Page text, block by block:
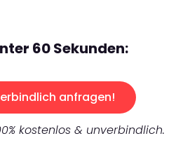
60 Sekunden:
anfragen!
kostenlos & unverbindlich.